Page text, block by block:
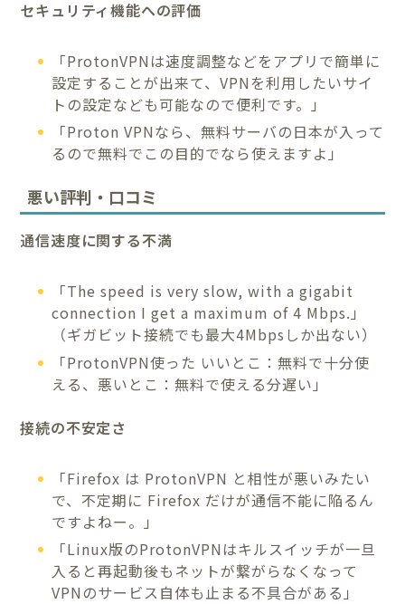
セキュリティ機能への評価
「ProtonVPNは速度調整などをアプリで簡単に
設定することが出来て、VPNを利用したいサイ
トの設定なども可能なので便利です。」
「Proton VPNなら、無料サーバの日本が入って
るので無料でこの目的でなら使えますよ」
悪い評判・口コミ
通信速度に関する不満
「The speed is very slow, with a gigabit
connection I get a maximum of 4 Mbps.」
（ギガビット接続でも最大4Mbpsしか出ない）
「ProtonVPN使った いいとこ：無料で十分使
える、悪いとこ：無料で使える分遅い」
接続の不安定さ
「Firefox は ProtonVPN と相性が悪いみたい
で、不定期に Firefox だけが通信不能に陥るん
ですよねー。」
「Linux版のProtonVPNはキルスイッチが一旦
入ると再起動後もネットが繋がらなくなって
VPNのサービス自体も止まる不具合がある」